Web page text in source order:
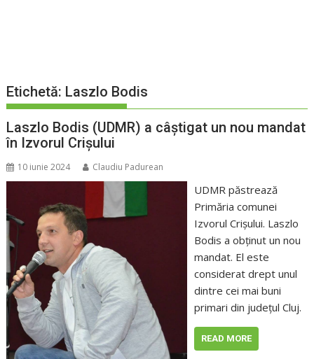
Etichetă: Laszlo Bodis
Laszlo Bodis (UDMR) a câștigat un nou mandat
în Izvorul Crișului
10 iunie 2024 Claudiu Padurean
UDMR păstrează
Primăria comunei
Izvorul Crișului. Laszlo
Bodis a obținut un nou
mandat. El este
considerat drept unul
dintre cei mai buni
primari din județul Cluj.
READ MORE